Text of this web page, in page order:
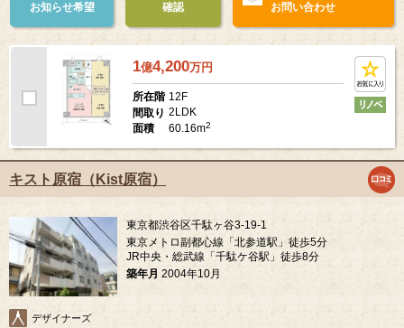
お知らせ希望 確認 お問い合わせ
1億4,200万円
所在階 12F
間取り 2LDK
面積
60.16m2
キスト原宿（Kist原宿）
東京都渋谷区千駄ヶ谷3-19-1
東京メトロ副都心線「北参道駅」徒歩5分
JR中央・総武線「千駄ケ谷駅」徒歩8分
築年月 2004年10月
デザイナーズ